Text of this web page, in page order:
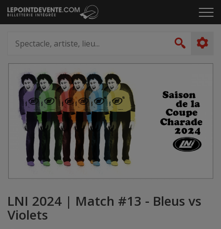
Passer
au
le
artiste,
lieu...
LNI 2024 | Match #13 - Bleus vs
Violets